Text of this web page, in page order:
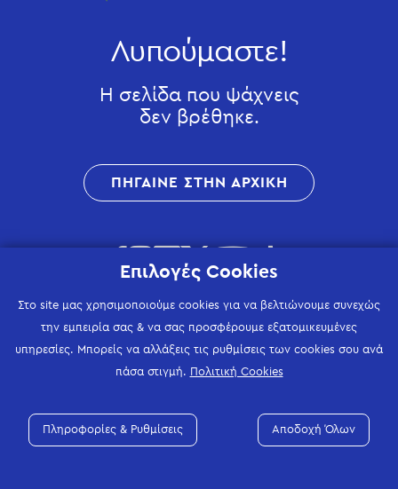
Λυπούμαστε!
Η σελίδα που ψάχνεις
δεν βρέθηκε.
ΠΗΓΑΙΝΕ ΣΤΗΝ ΑΡΧΙΚΗ
Επιλογές Cookies
Στο site μας χρησιμοποιούμε cookies για να βελτιώνουμε συνεχώς
την εμπειρία σας & να σας προσφέρουμε εξατομικευμένες
υπηρεσίες. Μπορείς να αλλάξεις τις ρυθμίσεις των cookies σου ανά
πάσα στιγμή. Πολιτική Cookies
Πληροφορίες & Ρυθμίσεις Αποδοχή Όλων